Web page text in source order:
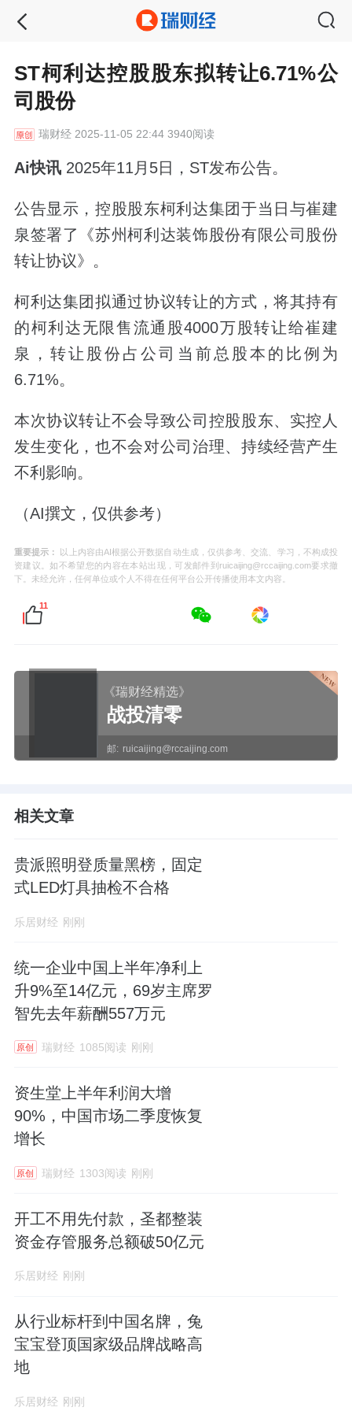
ST柯利达控股股东拟转让6.71%公
司股份
瑞财经2025-11-05 22:44 3940阅读
Ai快讯2025年11月5日，ST发布公告。
公告显示，控股股东柯利达集团于当日与崔建
泉签署了《苏州柯利达装饰股份有限公司股份
转让协议》。
柯利达集团拟通过协议转让的方式，将其持有
的柯利达无限售流通股4000万股转让给崔建
泉，转让股份占公司当前总股本的比例为
6.71%。
本次协议转让不会导致公司控股股东、实控人
发生变化，也不会对公司治理、持续经营产生
不利影响。
（AI撰文，仅供参考）
重要提示：
以上内容由AI根据公开数据自动生成，仅供参考、交流、学习，不构成投
资建议。如不希望您的内容在本站出现，可发邮件到ruicaijing@rccaijing.com要求撤
下。未经允许，任何单位或个人不得在任何平台公开传播使用本文内容。
11
《瑞财经精选》
战投清零
邮: ruicaijing@rccaijing.com
相关文章
贵派照明登质量黑榜，固定
式LED灯具抽检不合格
乐居财经 刚刚
统一企业中国上半年净利上
升9%至14亿元，69岁主席罗
智先去年薪酬557万元
原创 瑞财经 1085阅读 刚刚
资生堂上半年利润大增
90%，中国市场二季度恢复
增长
原创 瑞财经 1303阅读 刚刚
开工不用先付款，圣都整装
资金存管服务总额破50亿元
乐居财经 刚刚
从行业标杆到中国名牌，兔
宝宝登顶国家级品牌战略高
地
乐居财经 刚刚